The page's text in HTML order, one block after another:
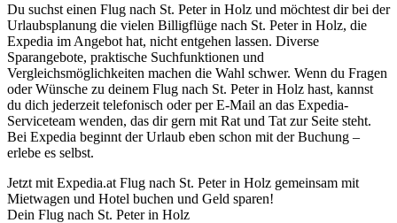
Du suchst einen Flug nach St. Peter in Holz und möchtest dir bei der
Urlaubsplanung die vielen Billigflüge nach St. Peter in Holz, die
Expedia im Angebot hat, nicht entgehen lassen. Diverse
Sparangebote, praktische Suchfunktionen und
Vergleichsmöglichkeiten machen die Wahl schwer. Wenn du Fragen
oder Wünsche zu deinem Flug nach St. Peter in Holz hast, kannst
du dich jederzeit telefonisch oder per E-Mail an das Expedia-
Serviceteam wenden, das dir gern mit Rat und Tat zur Seite steht.
Bei Expedia beginnt der Urlaub eben schon mit der Buchung –
erlebe es selbst.
Jetzt mit Expedia.at Flug nach St. Peter in Holz gemeinsam mit
Mietwagen und Hotel buchen und Geld sparen!
Dein Flug nach St. Peter in Holz